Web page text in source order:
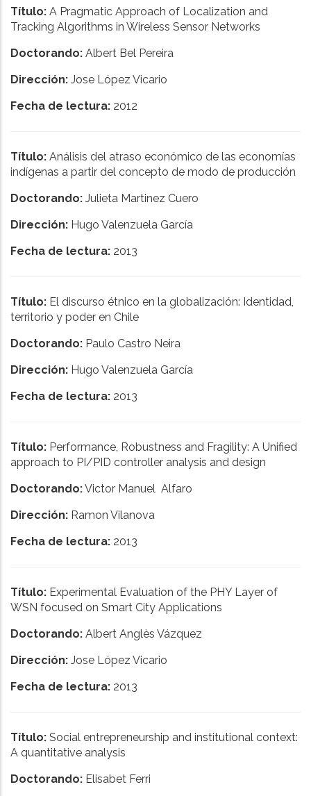
Título: A Pragmatic Approach of Localization and
Tracking Algorithms in Wireless Sensor Networks
Doctorando: Albert Bel Pereira
Dirección: Jose López Vicario
Fecha de lectura: 2012
Título: Análisis del atraso económico de las economías
indígenas a partir del concepto de modo de producción
Doctorando: Julieta Martinez Cuero
Dirección: Hugo Valenzuela García
Fecha de lectura: 2013
Título: El discurso étnico en la globalización: Identidad,
territorio y poder en Chile
Doctorando: Paulo Castro Neira
Dirección: Hugo Valenzuela García
Fecha de lectura: 2013
Título: Performance, Robustness and Fragility: A Unified
approach to PI/PID controller analysis and design
Doctorando:Victor Manuel Alfaro
Dirección: Ramon Vilanova
Fecha de lectura: 2013
Título: Experimental Evaluation of the PHY Layer of
WSN focused on Smart City Applications
Doctorando: Albert Anglès Vázquez
Dirección: Jose López Vicario
Fecha de lectura: 2013
Título: Social entrepreneurship and institutional context:
A quantitative analysis
Doctorando: Elisabet Ferri